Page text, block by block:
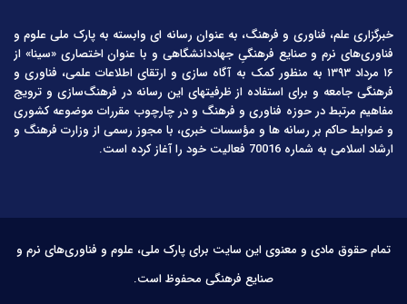
خبرگزاری علم، فناوری و فرهنگ، به عنوان رسانه ای وابسته به پارک ملی علوم و
فناوری‌های نرم و صنایع فرهنگیِ جهاددانشگاهی و با عنوان اختصاری «سینا» از
۱۶ مرداد ۱۳۹۳ به منظور کمک به آگاه سازی و ارتقای اطلاعات علمی، فناوری و
فرهنگی جامعه و برای استفاده از ظرفیتهای این رسانه در فرهنگ‌سازی و ترویج
مفاهیم مرتبط در حوزه فناوری و فرهنگ و در چارچوب مقررات موضوعه کشوری
و ضوابط حاکم بر رسانه ها و مؤسسات خبری، با مجوز رسمی از وزارت فرهنگ و
ارشاد اسلامی به شماره 70016 فعالیت خود را آغاز کرده است.
تمام حقوق مادی و معنوی این سایت برای پارک ملی، علوم و فناوری‌های نرم و
صنایع فرهنگی محفوظ است.